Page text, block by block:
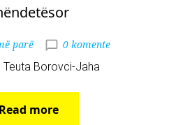
parë
0 komente
Teuta Borovci-Jaha
Read more